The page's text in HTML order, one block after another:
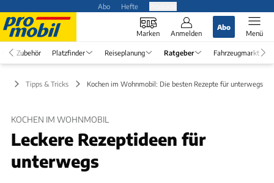
Abo Hefte
Marken Anmelden
Abo
Menü
Zubehör Platzfinder Reiseplanung Ratgeber Fahrzeugmarkt
Tipps & Tricks Kochen im Wohnmobil: Die besten Rezepte für unterwegs
KOCHEN IM WOHNMOBIL
Leckere Rezeptideen für
unterwegs